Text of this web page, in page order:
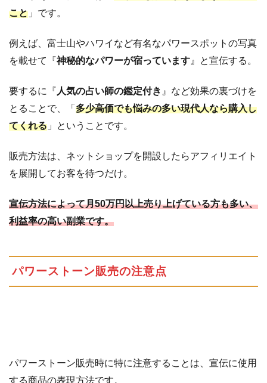
こと 」です。
例えば、富士山やハワイなど有名なパワースポットの写真
を載せて『神秘的なパワーが宿っています 』と宣伝する。
要するに『 人気の占い師の鑑定付き 』など効果の裏づけを
とることで、「 多少高価でも悩みの多い現代人なら購入し
てくれる 」ということです。
販売方法は、ネットショップを開設したらアフィリエイト
を展開してお客を待つだけ。
宣伝方法によって月50万円以上売り上げている方も多い、
利益率の高い副業です。
パワーストーン販売の注意点
パワーストーン販売時に特に注意することは、宣伝に使用
する商品の表現方法です。